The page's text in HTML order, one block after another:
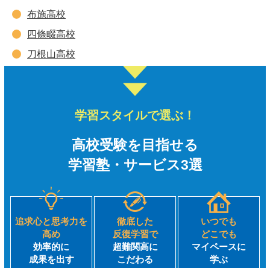
布施高校
四條畷高校
刀根山高校
学習スタイルで選ぶ！
高校受験を目指せる
学習塾・サービス3選
追求心と思考力を
高め
効率的に
成果を出す
徹底した
反復学習で
超難関高に
こだわる
いつでも
どこでも
マイペースに
学ぶ